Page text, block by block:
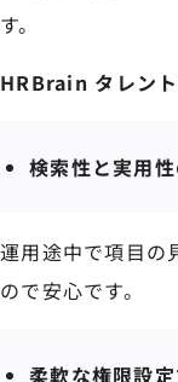
す。
HRBrain タレン
検索性と実用
運用途中で項目の
ので安心です。
柔軟な権限設